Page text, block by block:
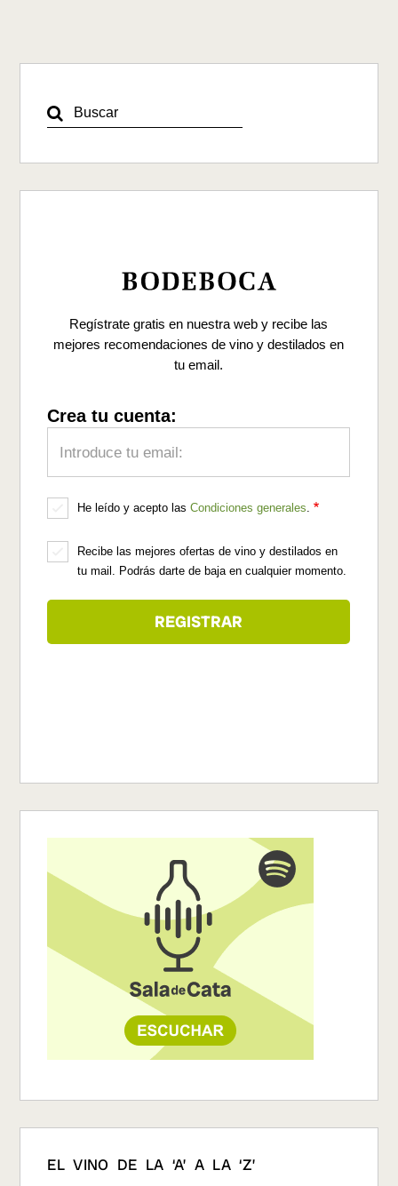
EL VINO DE LA ‘A’ A LA ‘Z’